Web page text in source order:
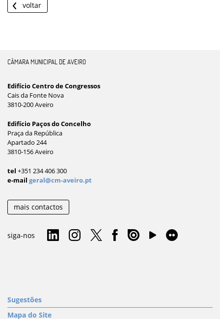
voltar
CÂMARA MUNICIPAL DE AVEIRO
Edifício Centro de Congressos
Cais da Fonte Nova
3810-200 Aveiro
Edifício Paços do Concelho
Praça da República
Apartado 244
3810-156 Aveiro
tel +351 234 406 300
e-mail geral@cm-aveiro.pt
mais contactos
siga-nos
Sugestões
Mapa do Site